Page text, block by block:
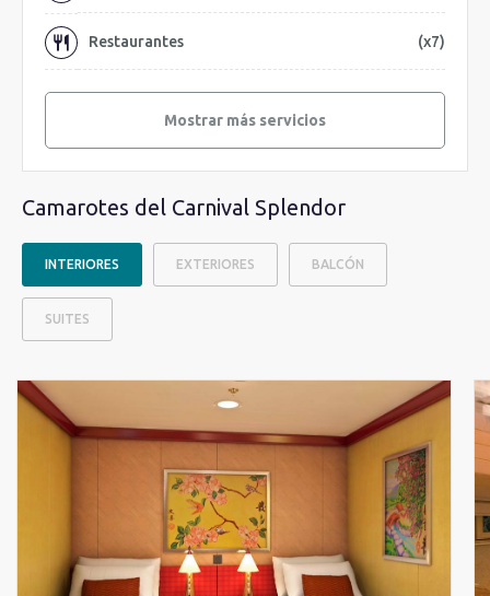
Restaurantes (x7)
Mostrar más servicios
Camarotes del Carnival Splendor
INTERIORES EXTERIORES BALCÓN
SUITES